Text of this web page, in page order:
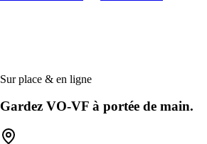
Sur place & en ligne
Gardez VO-VF à portée de main.